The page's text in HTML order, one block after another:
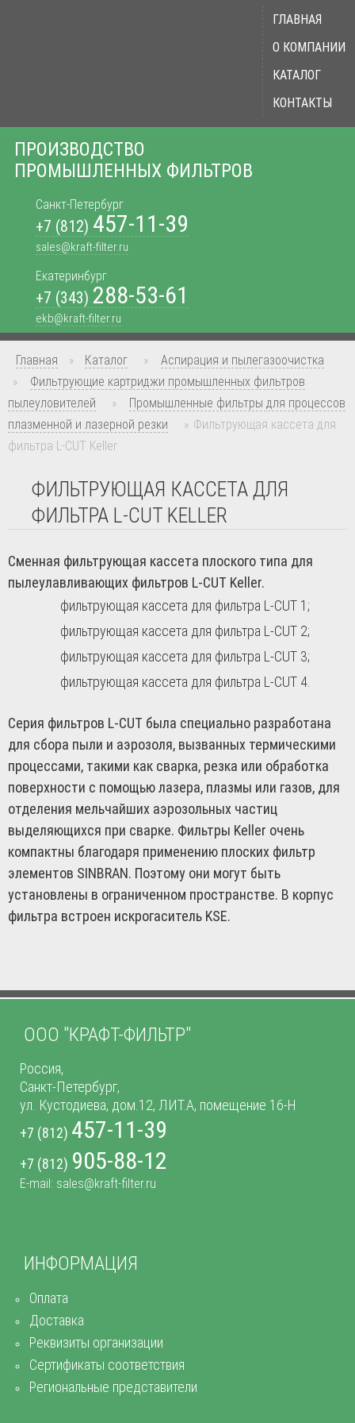
ПРОИЗВОДСТВО
ПРОМЫШЛЕННЫХ ФИЛЬТРОВ
Санкт-Петербург
+7 (812) 457-11-39
sales@kraft-filter.ru
Екатеринбург
+7 (343) 288-53-61
ekb@kraft-filter.ru
ГЛАВНАЯ
О КОМПАНИИ
КАТАЛОГ
КОНТАКТЫ
Главная » Каталог »
Аспирация и пылегазоочистка
»
Фильтрующие картриджи промышленных фильтров
пылеуловителей
»
Промышленные фильтры для процессов
плазменной и лазерной резки
» Фильтрующая кассета для
фильтра L-CUT Keller
ФИЛЬТРУЮЩАЯ КАССЕТА ДЛЯ
ФИЛЬТРА L-CUT KELLER
Сменная фильтрующая кассета плоского типа для
пылеулавливающих фильтров L-CUT Keller.
фильтрующая кассета для фильтра L-CUT 1;
фильтрующая кассета для фильтра L-CUT 2;
фильтрующая кассета для фильтра L-CUT 3;
фильтрующая кассета для фильтра L-CUT 4.
Серия фильтров L-CUT была специально разработана
для сбора пыли и аэрозоля, вызванных термическими
процессами, такими как сварка, резка или обработка
поверхности с помощью лазера, плазмы или газов, для
отделения мельчайших аэрозольных частиц
выделяющихся при сварке. Фильтры Keller очень
компактны благодаря применению плоских фильтр
элементов SINBRAN. Поэтому они могут быть
установлены в ограниченном пространстве. В корпус
фильтра встроен искрогаситель KSE.
ИНФОРМАЦИЯ
Оплата
Доставка
Реквизиты организации
Сертификаты соответствия
Региональные представители
ООО "КРАФТ-ФИЛЬТР"
Россия,
Санкт-Петербург,
ул. Кустодиева, дом.12, ЛИТ.А, помещение 16-Н
+7 (812) 457-11-39
+7 (812) 905-88-12
E-mail: sales@kraft-filter.ru